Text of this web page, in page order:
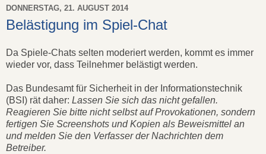
DONNERSTAG, 21. AUGUST 2014
Belästigung im Spiel-Chat
Da Spiele-Chats selten moderiert werden, kommt es immer
wieder vor, dass Teilnehmer belästigt werden.
Das Bundesamt für Sicherheit in der Informationstechnik
(BSI) rät daher: Lassen Sie sich das nicht gefallen.
Reagieren Sie bitte nicht selbst auf Provokationen, sondern
fertigen Sie Screenshots und Kopien als Beweismittel an
und melden Sie den Verfasser der Nachrichten dem
Betreiber.